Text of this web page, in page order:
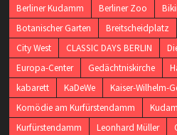
Berliner Kudamm
Berliner Zoo
Botanischer Garten
Breitscheidplatz
City West
CLASSIC DAYS BERLIN
Europa-Center
Gedächtniskirche
kabarett
KaDeWe Kaiser-Wilhelm-
Komödie am Kurfürstendamm
Kurfürstendamm
Leonhard Müller